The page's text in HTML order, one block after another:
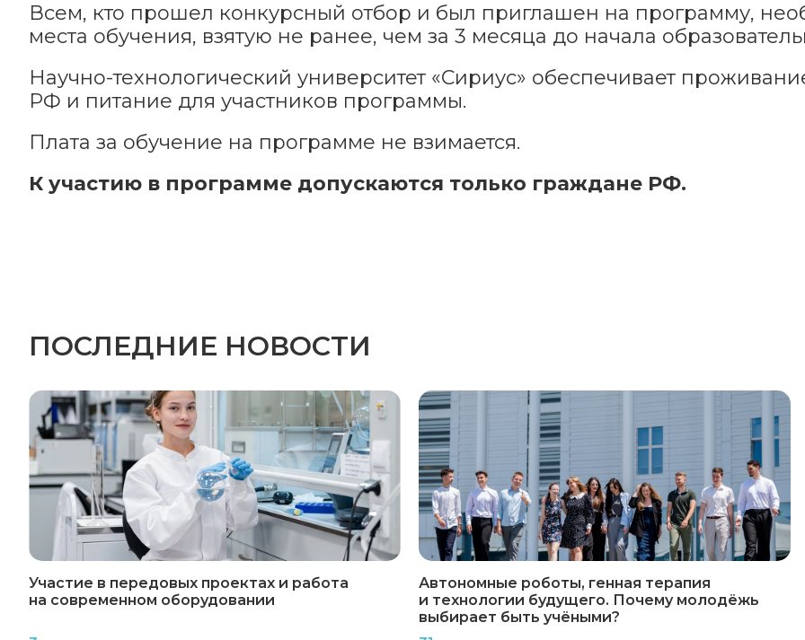
Всем, кто прошел конкурсный отбор и был приглашен на программу,
места обучения, взятую не ранее, чем за 3 месяца до начала
Научно-технологический университет «Сириус» обеспечивает
РФ и питание для участников программы.
Плата за обучение на программе не взимается.
К участию в программе допускаются только граждане РФ.
ПОСЛЕДНИЕ НОВОСТИ
Участие в передовых проектах и работа
на современном оборудовании
Автономные роботы, генная терапия
и технологии будущего. Почему молодёжь
выбирает быть учёными?